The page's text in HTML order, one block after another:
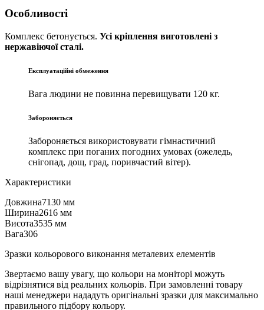
Особливості
Комплекс бетонується. Усі кріплення виготовлені з
нержавіючої сталі.
Експлуатаційні обмеження
Вага людини не повинна перевищувати 120 кг.
Забороняється
Забороняється використовувати гімнастичний
комплекс при поганих погодних умовах (ожеледь,
снігопад, дощ, град, поривчастий вітер).
Характеристики
Довжина7130 мм
Ширина2616 мм
Висота3535 мм
Вага306
Зразки кольорового виконання металевих елементів
Звертаємо вашу увагу, що кольори на моніторі можуть
відрізнятися від реальних кольорів. При замовленні товару
наші менеджери нададуть оригінальні зразки для максимально
правильного підбору кольору.